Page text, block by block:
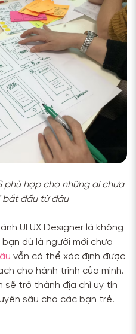
phù hợp cho những ai chưa
bắt đầu từ đâu
UI UX Designer là không
dù là người mới chưa
vẫn có thể xác định được
cho hành trình của mình.
sẽ trở thành địa chỉ uy tín
sâu cho các bạn trẻ.